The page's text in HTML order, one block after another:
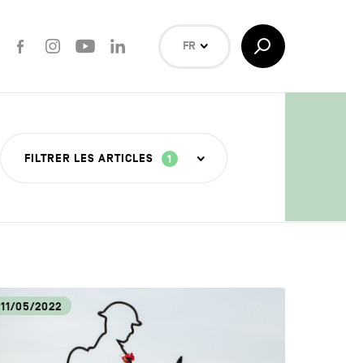
FacebookInstagramYoutube
FR
EN
Afficher/Masquer
la
Recherche
FILTRER LES ARTICLES 1
11/05/2022